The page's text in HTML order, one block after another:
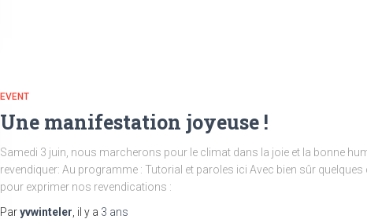
EVENT
Une manifestation joyeuse !
Samedi 3 juin, nous marcherons pour le climat dans la joie et la bonne
revendiquer: Au programme : Tutorial et paroles ici Avec bien sûr
pour exprimer nos revendications :
Paryvwinteler , il y a 3 ans